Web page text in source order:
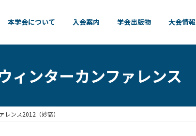
本学会について 入会案内 学会出版物 大会情報
ィンターカンファレンス
レンス2012（妙高）